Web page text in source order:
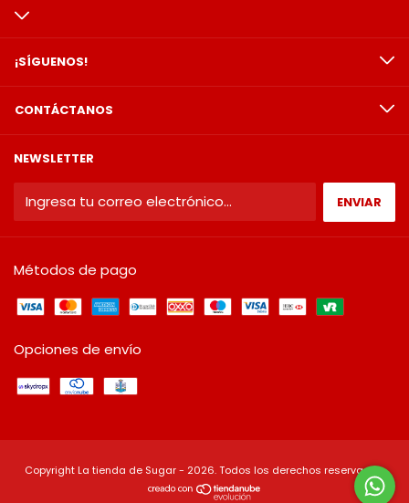
¡SÍGUENOS!
CONTÁCTANOS
NEWSLETTER
Métodos de pago
Opciones de envío
Copyright La tienda de Sugar - 2026. Todos los derechos reservados.